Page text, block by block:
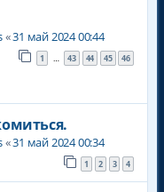
«31 май 2024 00:44
1 … 43 44 45 46
«31 май 2024 00:34
1 2 3 4